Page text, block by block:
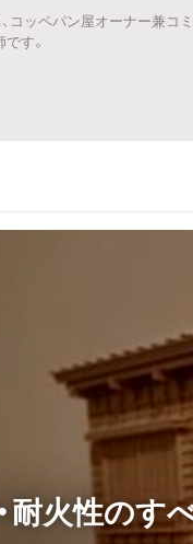
特集から探す
コッペパン屋オーナー兼コ
す。
耐火性のす